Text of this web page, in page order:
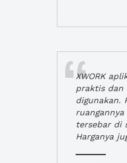
XWORK
praktis dan
digunakan.
tersebar di
Harganya